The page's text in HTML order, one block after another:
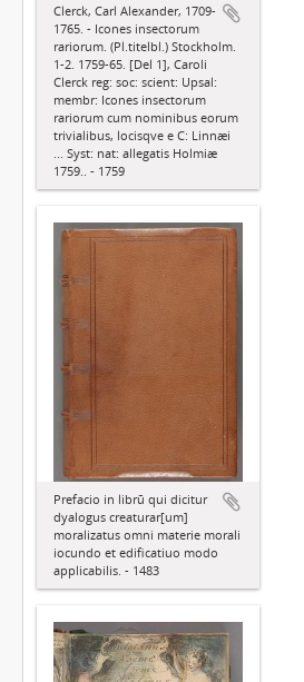
Clerck, Carl Alexander, 1709-
1765. - Icones insectorum
rariorum. (Pl.titelbl.) Stockholm.
1-2. 1759-65. [Del 1], Caroli
Clerck reg: soc: scient: Upsal:
membr: Icones insectorum
rariorum cum nominibus eorum
trivialibus, locisqve e C: Linnæi
... Syst: nat: allegatis Holmiæ
1759.. - 1759
Prefacio in librū qui dicitur
dyalogus creaturar[um]
moralizatus omni materie morali
iocundo et edificatiuo modo
applicabilis. - 1483